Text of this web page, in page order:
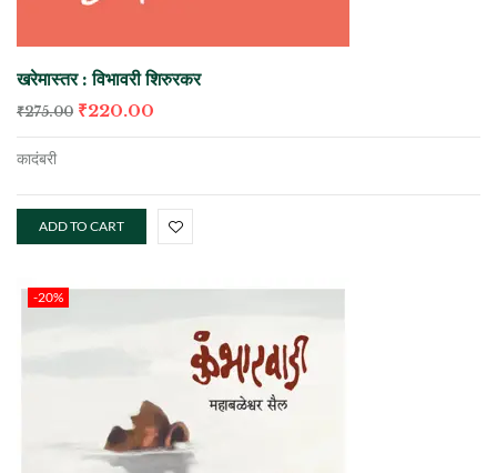
खरेमास्तर : विभावरी शिरुरकर
₹275.00 ₹220.00
कादंबरी
ADD TO CART
-20%